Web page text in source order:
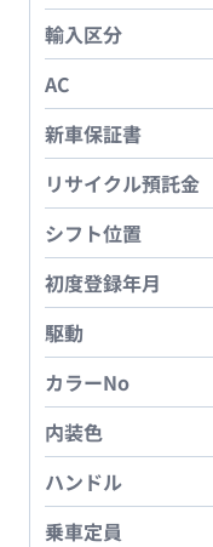
輸入区分
AC
新車保証書
リサイクル預託金
シフト位置
初度登録年月
駆動
カラーNo
内装色
ハンドル
乗車定員